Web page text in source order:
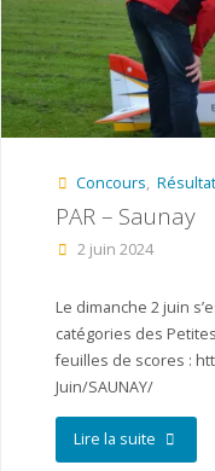
Concours,
PAR – Saunay
2 juin 2024
Le dimanche 2 juin
catégories des
feuilles de scores :
Juin/SAUNAY/
Lire la suite"PAR